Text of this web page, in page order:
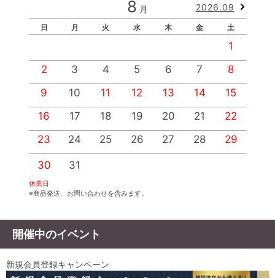
8 月 2026.09
日 月 火 水 木 金 土
1
2
3 4 5 6 7
8
9
10 11 12 13 14
15
16
17 18 19 20 21
22
23
24 25 26 27 28 29
30 31
休業日
※商品発送、お問い合わせを含みます。
開催中のイベント
新規会員登録キャンペーン